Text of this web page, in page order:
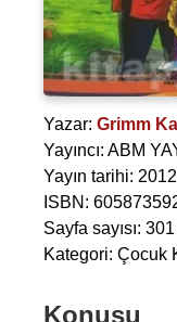
Yazar: Grimm
Yayıncı: ABM
Yayın tarihi:
ISBN:
Sayfa sayısı:
Kategori: Çocuk
Konusu